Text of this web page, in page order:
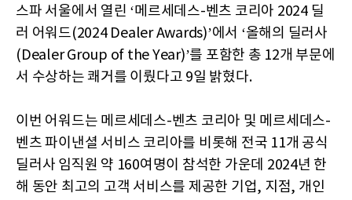
스파 서울에서 열린 ‘메르세데스-벤츠 코리아 2024 딜
러 어워드(2024 Dealer Awards)’에서 ‘올해의 딜러사
(Dealer Group of the Year)’를 포함한 총 12개 부문에
서 수상하는 쾌거를 이뤘다고 9일 밝혔다.
이번 어워드는 메르세데스-벤츠 코리아 및 메르세데스-
벤츠 파이낸셜 서비스 코리아를 비롯해 전국 11개 공식
딜러사 임직원 약 160여명이 참석한 가운데 2024년 한
해 동안 최고의 고객 서비스를 제공한 기업, 지점, 개인